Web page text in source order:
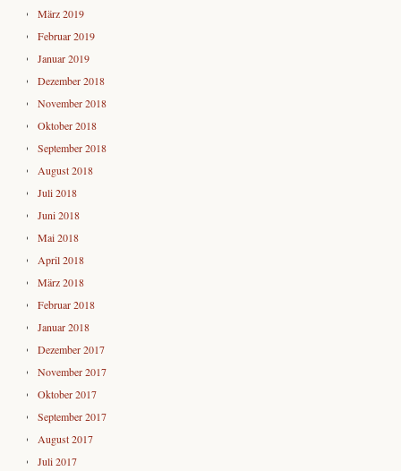
März 2019
Februar 2019
Januar 2019
Dezember 2018
November 2018
Oktober 2018
September 2018
August 2018
Juli 2018
Juni 2018
Mai 2018
April 2018
März 2018
Februar 2018
Januar 2018
Dezember 2017
November 2017
Oktober 2017
September 2017
August 2017
Juli 2017